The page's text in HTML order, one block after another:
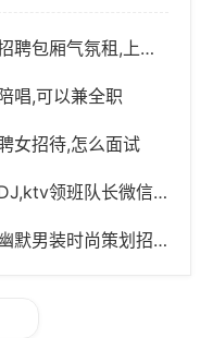
杭州上城区丁兰街道附近酒吧招聘包厢气氛租,上班轻松的
唱,可以兼全职
女招待,怎么面试
杭州淳安县附近酒吧招聘现场DJ,ktv领班队长微信多少
男装搞笑策划招聘文案（创意幽默男装时尚策划招募令）